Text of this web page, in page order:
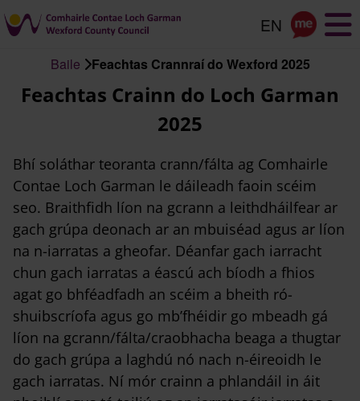
an
príomhábhar
arán
Baile Feachtas Crannraí do Wexford 2025
Feachtas Crainn do Loch Garman
2025
Bhí soláthar teoranta crann/fálta ag Comhairle
Contae Loch Garman le dáileadh faoin scéim
seo. Braithfidh líon na gcrann a leithdháilfear ar
gach grúpa deonach ar an mbuiséad agus ar líon
na n-iarratas a gheofar. Déanfar gach iarracht
chun gach iarratas a éascú ach bíodh a fhios
agat go bhféadfadh an scéim a bheith ró-
shuibscríofa agus go mb’fhéidir go mbeadh gá
líon na gcrann/fálta/craobhacha beaga a thugtar
do gach grúpa a laghdú nó nach n-éireoidh le
gach iarratas. Ní mór crainn a phlandáil in áit